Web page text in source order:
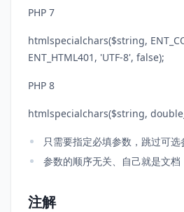
PHP 7
htmlspecialchars($string,
ENT_HTML401, 'UTF-8', false);
PHP 8
htmlspecialchars($string,
只需要指定必填参数，跳过可选
参数的顺序无关、自己就是文
注解